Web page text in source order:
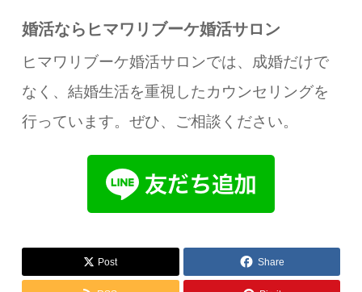
婚活ならヒマワリブーケ婚活サロン
ヒマワリブーケ婚活サロンでは、成婚だけで
なく、結婚生活を重視したカウンセリングを
行っています。ぜひ、ご相談ください。
Post Share